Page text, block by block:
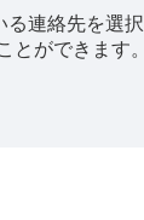
る連絡先を選択
とができます。